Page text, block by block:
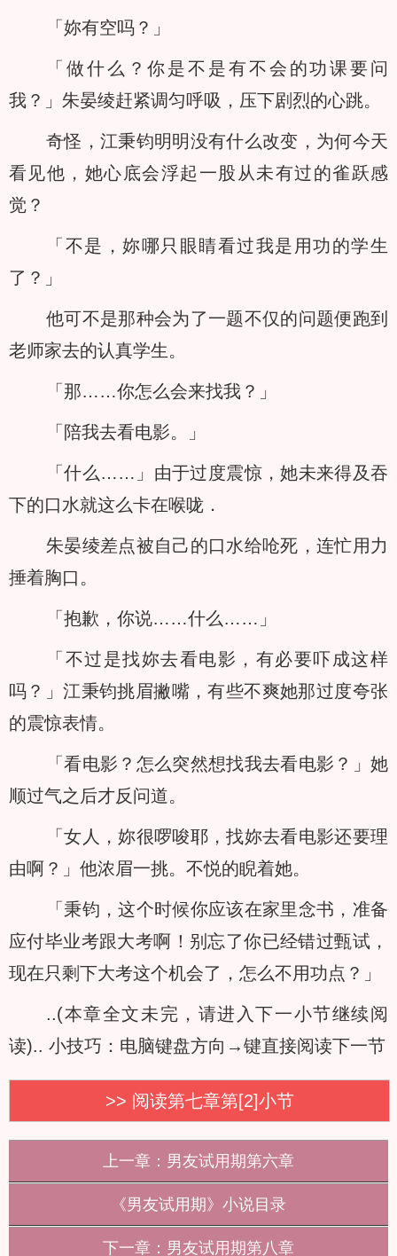
「妳有空吗？」
「做什么？你是不是有不会的功课要问
我？」朱晏绫赶紧调匀呼吸，压下剧烈的心跳。
奇怪，江秉钧明明没有什么改变，为何今天
看见他，她心底会浮起一股从未有过的雀跃感
觉？
「不是，妳哪只眼睛看过我是用功的学生
了？」
他可不是那种会为了一题不仅的问题便跑到
老师家去的认真学生。
「那……你怎么会来找我？」
「陪我去看电影。」
「什么……」由于过度震惊，她未来得及吞
下的口水就这么卡在喉咙．
朱晏绫差点被自己的口水给呛死，连忙用力
捶着胸口。
「抱歉，你说……什么……」
「不过是找妳去看电影，有必要吓成这样
吗？」江秉钧挑眉撇嘴，有些不爽她那过度夸张
的震惊表情。
「看电影？怎么突然想找我去看电影？」她
顺过气之后才反问道。
「女人，妳很啰唆耶，找妳去看电影还要理
由啊？」他浓眉一挑。不悦的睨着她。
「秉钧，这个时候你应该在家里念书，准备
应付毕业考跟大考啊！别忘了你已经错过甄试，
现在只剩下大考这个机会了，怎么不用功点？」
..(本章全文未完，请进入下一小节继续阅
读).. 小技巧：电脑键盘方向→键直接阅读下一节
>> 阅读第七章第[2]小节
上一章：男友试用期第六章
《男友试用期》小说目录
下一章：男友试用期第八章